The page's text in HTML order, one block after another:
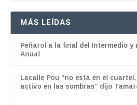
MÁS LEÍDAS
Peñarol a la final del Intermedio y
Anual
Lacalle Pou “no está en el
activo en las sombras” dijo